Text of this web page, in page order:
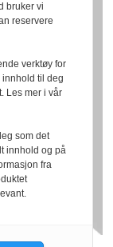
bruker vi
reservere
verktøy for
til deg
Les mer i vår
som det
innhold og på
fra